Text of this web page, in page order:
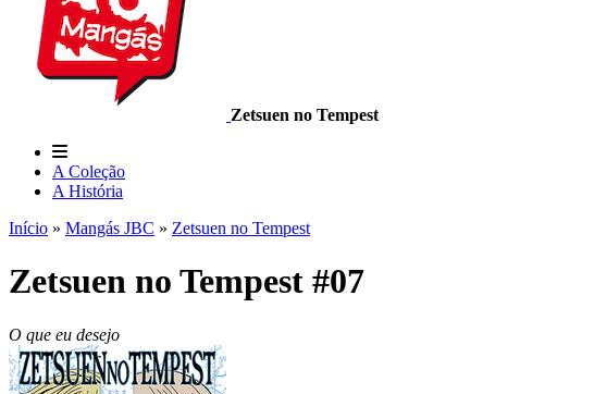
Zetsuen no Tempest
A Coleção
A História
Início » Mangás JBC » Zetsuen no Tempest
Zetsuen no Tempest #07
O que eu desejo